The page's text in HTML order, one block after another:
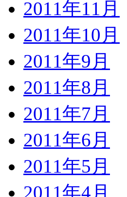
2011年11月
2011年10月
2011年9月
2011年8月
2011年7月
2011年6月
2011年5月
2011年4月